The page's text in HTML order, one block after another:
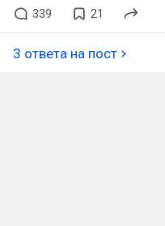
339 21
3 ответа на пост